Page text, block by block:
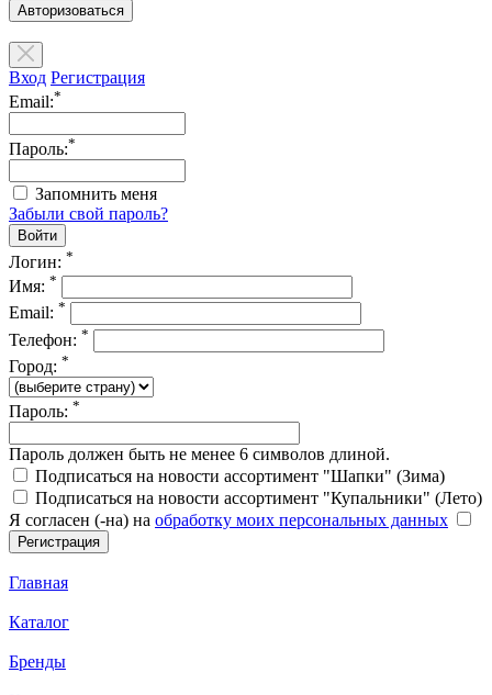
Авторизоваться
Вход Регистрация
Email:*
Пароль:*
Запомнить меня
Забыли свой пароль?
Логин: *
Имя: *
Email: *
Телефон: *
Город: *
Пароль: *
Пароль должен быть не менее 6 символов длиной.
Подписаться на новости ассортимент "Шапки" (Зима)
Подписаться на новости ассортимент "Купальники" (Лето)
Я согласен (-на) на обработку моих персональных данных
Главная
Каталог
Бренды